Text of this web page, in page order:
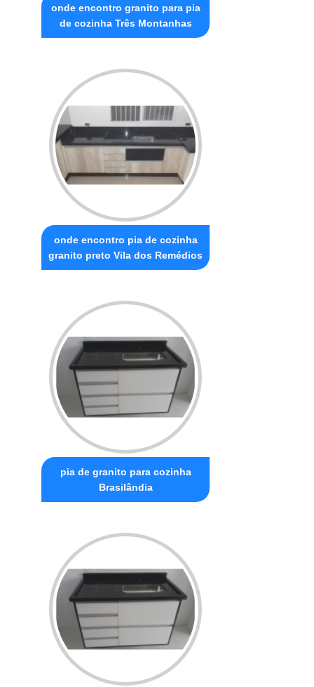
onde encontro granito para pia
de cozinha Três Montanhas
onde encontro pia de cozinha
granito preto Vila dos Remédios
pia de granito para cozinha
Brasilândia